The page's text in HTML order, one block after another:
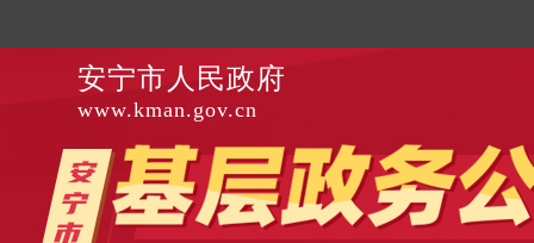
安宁市人民政府
www.kman.gov.cn